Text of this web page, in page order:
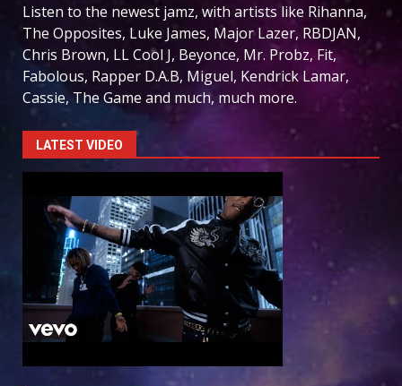
Listen to the newest jamz, with artists like Rihanna,
The Opposites, Luke James, Major Lazer, RBDJAN,
Chris Brown, LL Cool J, Beyonce, Mr. Probz, Fit,
Fabolous, Rapper D.A.B, Miguel, Kendrick Lamar,
Cassie, The Game and much, much more.
LATEST VIDEO